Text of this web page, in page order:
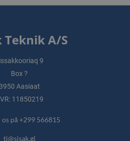
Teknik A/S
9
Box ?
3950 Aasiaat
11850219
os på +299 566815
tj@sisak.gl